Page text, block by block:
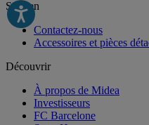
Soutien
Contactez-nous
Accessoires et pièces
Découvrir
À propos de Midea
Investisseurs
FC Barcelone